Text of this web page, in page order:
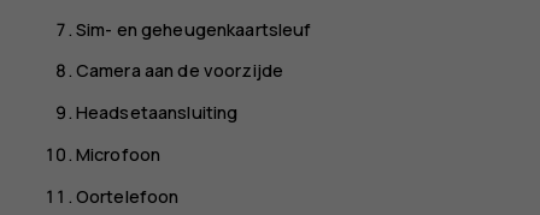
Sim- en geheugenkaartsleuf
Camera aan de voorzijde
Headsetaansluiting
Microfoon
Oortelefoon